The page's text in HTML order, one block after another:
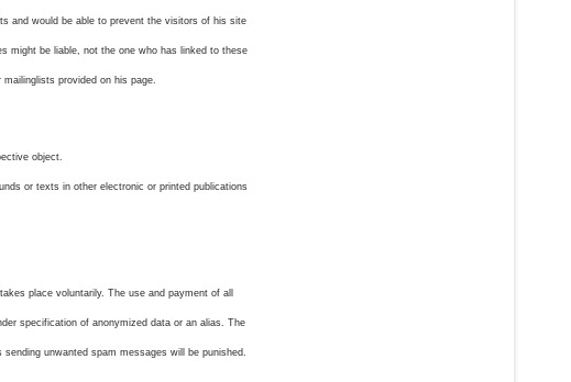
and would be able to prevent the visitors of his site
might be liable, not the one who has linked to these
provided on his page.
object.
or texts in other electronic or printed publications
place voluntarily. The use and payment of all
specification of anonymized data or an alias. The
unwanted spam messages will be punished.